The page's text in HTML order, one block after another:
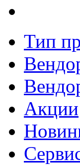
Тип
Акции